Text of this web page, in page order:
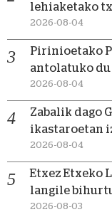
lehiaketako
2026-08-04
Pirinioetako
antolatuko du
2026-08-04
Zabalik dago
ikastaroetan
2026-08-04
Etxez Etxeko
langile
2026-08-03